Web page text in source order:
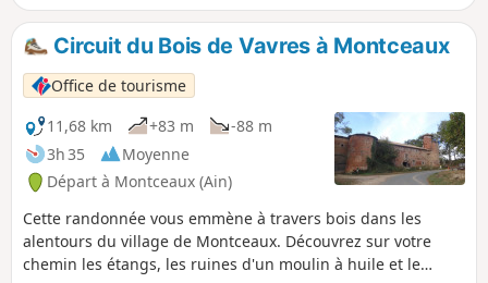
Circuit du Bois de Vavres à Montceaux
Office de tourisme
11,68 km
+83 m
-88 m
3h 35
Moyenne
Départ à Montceaux (Ain)
Cette randonnée vous emmène à travers bois dans les
alentours du village de Montceaux. Découvrez sur votre
chemin les étangs, les ruines d'un moulin à huile et le